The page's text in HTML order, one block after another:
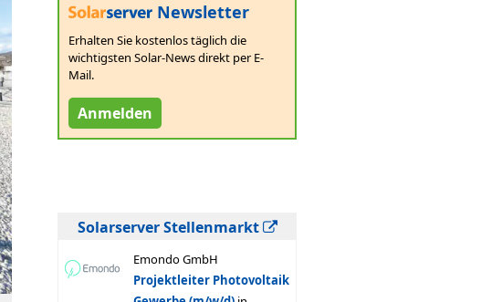
Newsletter
Erhalten Sie kostenlos täglich die
wichtigsten Solar-News direkt per E-
Mail.
Anmelden
Solarserver Stellenmarkt